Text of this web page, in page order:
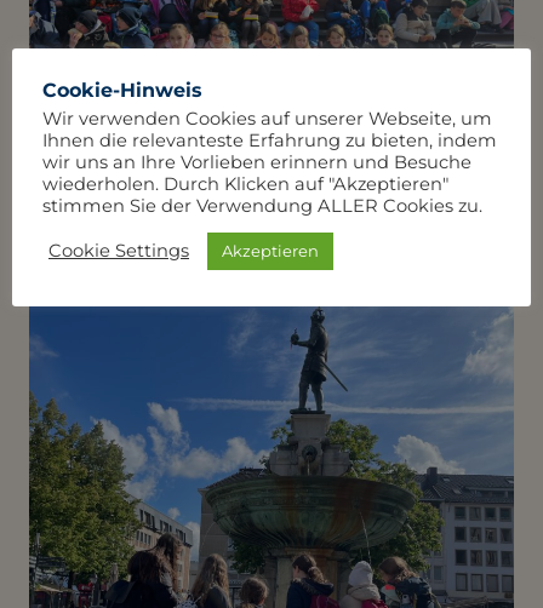
Cookie-Hinweis
Wir verwenden Cookies auf unserer Webseite, um
Ihnen die relevanteste Erfahrung zu bieten, indem
wir uns an Ihre Vorlieben erinnern und Besuche
wiederholen. Durch Klicken auf "Akzeptieren"
stimmen Sie der Verwendung ALLER Cookies zu.
Cookie Settings Akzeptieren